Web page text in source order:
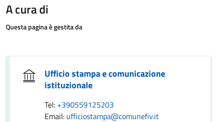
A cura di
Questa pagina è gestita da
Ufficio stampa e comunicazione
istituzionale
Tel: +390559125203
Email: ufficiostampa@comunefiv.it